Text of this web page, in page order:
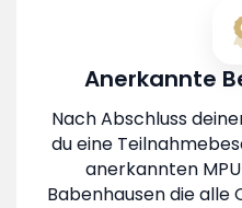
Anerkannte
Nach Abschluss
du eine
anerkannten
Babenhausen die